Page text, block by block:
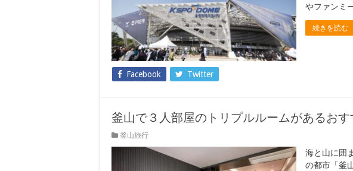
やファンミ
続きを読む
Facebook Twitter
釜山で３人部屋のトリプルルームがあるお
釜山旅行
海と山に囲
の都市「釜